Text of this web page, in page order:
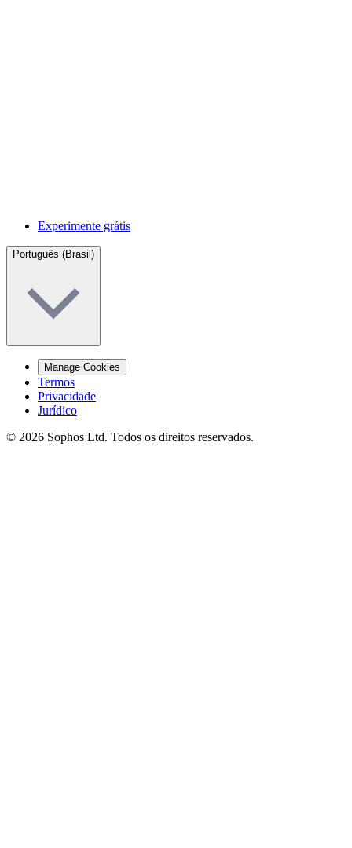
Experimente grátis
Português (Brasil)
Manage Cookies
Termos
Privacidade
Jurídico
© 2026 Sophos Ltd. Todos os direitos reservados.